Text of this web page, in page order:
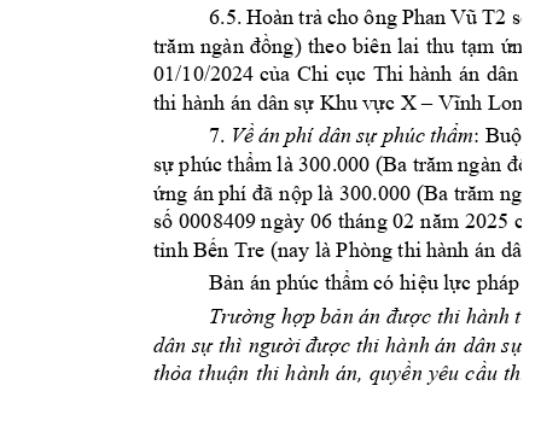
6.5. Hoàn trả cho ông Phan Vũ T2 số
trăm ngàn đồng) theo biên lai thu tạm ứng
01/10/2024 của Chi cục Thi hành án dân
thi hành án dân sự Khu vực X – Vĩnh
7. Về án phí dân sự phúc thẩm: Buộc
sự phúc thẩm là 300.000 (Ba trăm ngàn
ứng án phí đã nộp là 300.000 (Ba trăm
số 0008409 ngày 06 tháng 02 năm 2025
tỉnh Bến Tre (nay là Phòng thi hành án dân
Bản án phúc thẩm có hiệu lực pháp l
Trường hợp bản án được thi hành
dân sự thì người được thi hành án dân sự,
thỏa thuận thi hành án, quyền yêu cầu thi